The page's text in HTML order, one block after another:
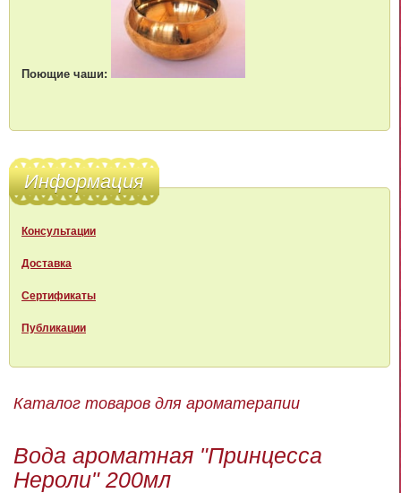
Поющие чаши:
Информация
Консультации
Доставка
Сертификаты
Публикации
Каталог товаров для ароматерапии
Вода ароматная "Принцесса
Нероли" 200мл